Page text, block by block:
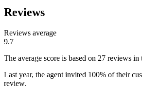
Reviews
Reviews average
9.7
The average score is based on 27 reviews in
Last year, the agent invited 100% of their
review.